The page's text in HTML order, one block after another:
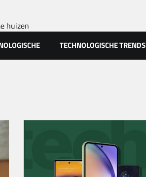
huizen
TECHNOLOGISCHE TRENDS